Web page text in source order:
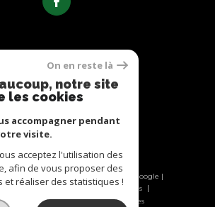
ADHÉRENTS
réservés | Traduction powered by Google |
Plan du site
Mentions légales
Nos liens Politique RGPD Cookies
On en reste là
notre site
les cookies
accompagner pendant
visite.
acceptez l'utilisation des
afin de vous proposer des
et réaliser des statistiques !